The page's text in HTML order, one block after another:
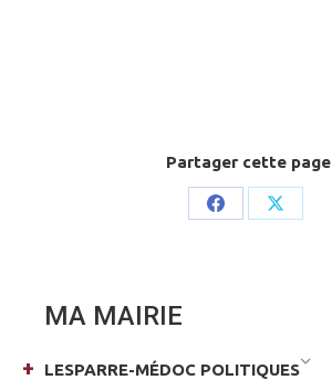
Partager cette page
Share
Share
MA MAIRIE
LESPARRE-MÉDOC POLITIQUES